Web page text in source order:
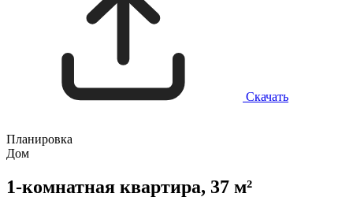
Скачать
Планировка
Дом
1-комнатная квартира, 37 м²